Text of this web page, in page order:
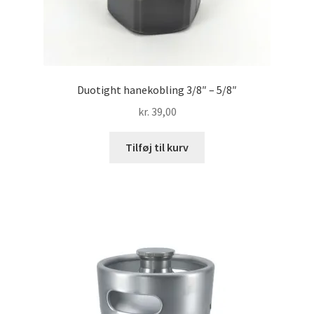
Duotight hanekobling 3/8″ – 5/8″
kr. 39,00
Tilføj til kurv